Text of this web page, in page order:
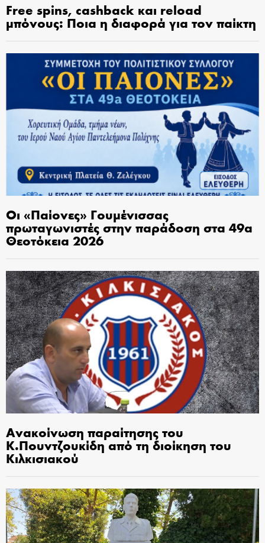
Free spins, cashback και reload
μπόνους: Ποια η διαφορά για τον παίκτη
Οι «Παίονες» Γουμένισσας
πρωταγωνιστές στην παράδοση στα 49α
Θεοτόκεια 2026
Ανακοίνωση παραίτησης του
Κ.Πουντζουκίδη από τη διοίκηση του
Κιλκισιακού